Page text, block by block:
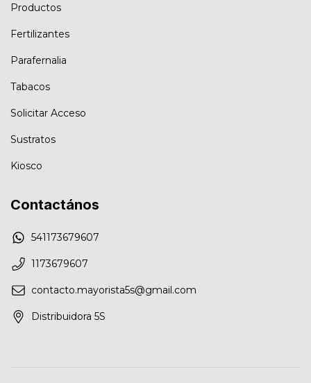
Productos
Fertilizantes
Parafernalia
Tabacos
Solicitar Acceso
Sustratos
Kiosco
Contactános
541173679607
1173679607
contacto.mayorista5s@gmail.com
Distribuidora 5S